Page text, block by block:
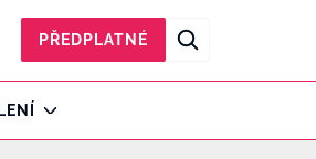
PŘEDPLATNÉ